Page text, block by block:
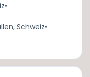
•
Schweiz•